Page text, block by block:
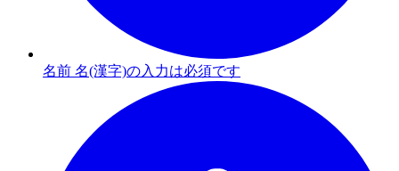
名前 名(漢字)の入力は必須です